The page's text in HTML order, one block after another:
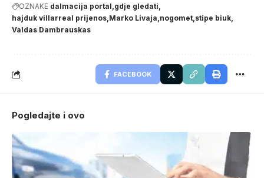
OZNAKE dalmacija portal gdje gledati
hajduk villarreal prijenos Marko Livaja nogomet stipe biuk
Valdas Dambrauskas
FACEBOOK
Pogledajte i ovo